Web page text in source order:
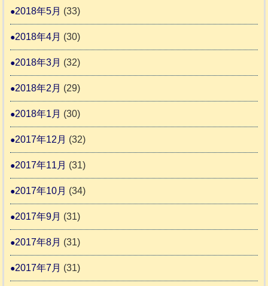
2018年5月 (33)
2018年4月 (30)
2018年3月 (32)
2018年2月 (29)
2018年1月 (30)
2017年12月 (32)
2017年11月 (31)
2017年10月 (34)
2017年9月 (31)
2017年8月 (31)
2017年7月 (31)